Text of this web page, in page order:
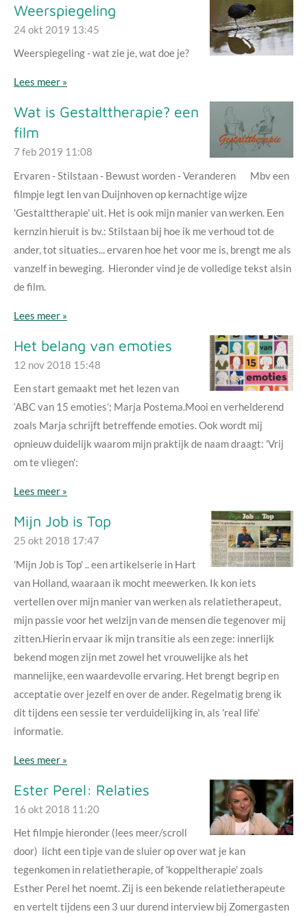
Weerspiegeling
24 okt 2019 13:45
Weerspiegeling - wat zie je, wat doe je?
Lees meer »
Wat is Gestalttherapie? een
film
7 feb 2019 11:08
Ervaren - Stilstaan - Bewust worden - Veranderen Mbv een
filmpje legt Ien van Duijnhoven op kernachtige wijze
'Gestalttherapie' uit. Het is ook mijn manier van werken. Een
kernzin hieruit is bv.: Stilstaan bij hoe ik me verhoud tot de
ander, tot situaties... ervaren hoe het voor me is, brengt me als
vanzelf in beweging. Hieronder vind je de volledige tekst alsin
de film.
Lees meer »
Het belang van emoties
12 nov 2018 15:48
Een start gemaakt met het lezen van
‘ABC van 15 emoties’; Marja Postema.Mooi en verhelderend
zoals Marja schrijft betreffende emoties. Ook wordt mij
opnieuw duidelijk waarom mijn praktijk de naam draagt: 'Vrij
om te vliegen':
Lees meer »
Mijn Job is Top
25 okt 2018 17:47
'Mijn Job is Top' .. een artikelserie in Hart
van Holland, waaraan ik mocht meewerken. Ik kon iets
vertellen over mijn manier van werken als relatietherapeut,
mijn passie voor het welzijn van de mensen die tegenover mij
zitten.Hierin ervaar ik mijn transitie als een zege: innerlijk
bekend mogen zijn met zowel het vrouwelijke als het
mannelijke, een waardevolle ervaring. Het brengt begrip en
acceptatie over jezelf en over de ander. Regelmatig breng ik
dit tijdens een sessie ter verduidelijking in, als 'real life'
informatie.
Lees meer »
Ester Perel: Relaties
16 okt 2018 11:20
Het filmpje hieronder (lees meer/scroll
door) licht een tipje van de sluier op over wat je kan
tegenkomen in relatietherapie, of 'koppeltherapie' zoals
Esther Perel het noemt. Zij is een bekende relatietherapeute
en vertelt tijdens een 3 uur durend interview bij Zomergasten